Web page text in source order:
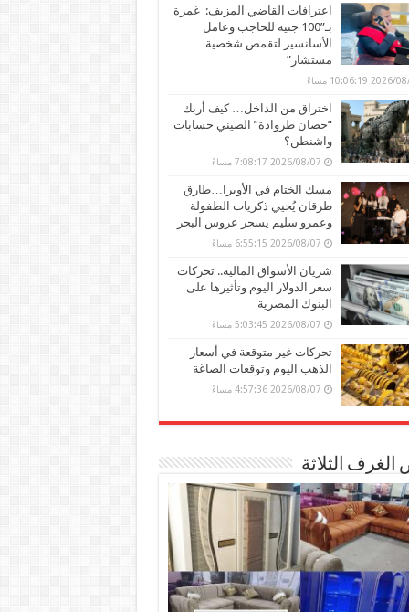
اعترافات القاضي المزيف: غمزة
بـ”100 جنيه للحاجب وعامل
الأسانسير لتقمص شخصية
مستشار”
07 10:06:19 مساءً
اختراق من الداخل… كيف أربك
“حصان طروادة” الصيني حسابات
واشنطن؟
2026/08/07 7:08:17 مساءً
مسك الختام في الأوبرا…طارق
طرقان يُحيي ذكريات الطفولة
وعمرو سليم يسحر عروس البحر
2026/08/07 6:55:15 مساءً
شريان الأسواق المالية.. تحركات
سعر الدولار اليوم وتأثيرها على
البنوك المصرية
2026/08/07 5:03:45 مساءً
تحركات غير متوقعة في أسعار
الذهب اليوم وتوقعات الصاغة
2026/08/07 4:57:36 مساءً
الثلاثة